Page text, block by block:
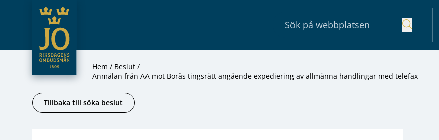
Hoppa till innehåll
JO – Riksdagens Ombudsmän
Hem
Beslut
Anmälan från AA mot Borås tingsrätt angående expediering av allmänna handlingar med telefax
Tillbaka till söka beslut